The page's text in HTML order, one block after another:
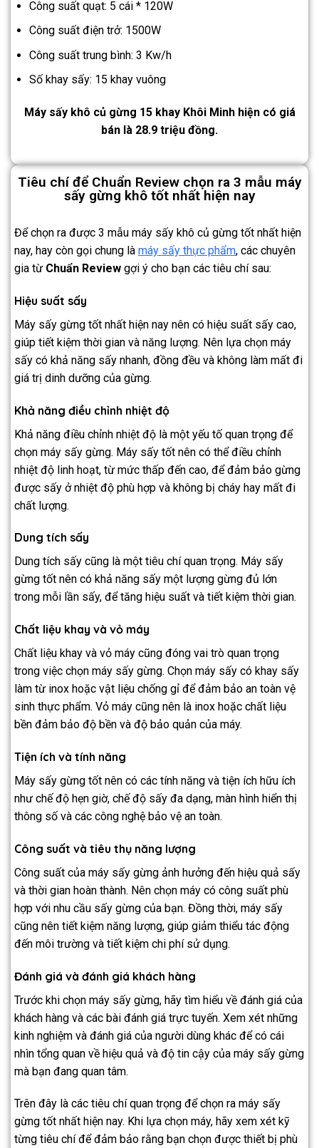
Công suất quạt: 5 cái * 120W
Công suất điện trở: 1500W
Công suất trung bình: 3 Kw/h
Số khay sấy: 15 khay vuông
Máy sấy khô củ gừng 15 khay Khôi Minh hiện có giá
bán là 28.9 triệu đồng.
Tiêu chí để Chuẩn Review chọn ra 3 mẫu máy
sấy gừng khô tốt nhất hiện nay
Để chọn ra được 3 mẫu máy sấy khô củ gừng tốt nhất hiện
nay, hay còn gọi chung là máy sấy thực phẩm, các chuyên
gia từ Chuẩn Review gợi ý cho bạn các tiêu chí sau:
Hiệu suất sấy
Máy sấy gừng tốt nhất hiện nay nên có hiệu suất sấy cao,
giúp tiết kiệm thời gian và năng lượng. Nên lựa chọn máy
sấy có khả năng sấy nhanh, đồng đều và không làm mất đi
giá trị dinh dưỡng của gừng.
Khả năng điều chỉnh nhiệt độ
Khả năng điều chỉnh nhiệt độ là một yếu tố quan trọng để
chọn máy sấy gừng. Máy sấy tốt nên có thể điều chỉnh
nhiệt độ linh hoạt, từ mức thấp đến cao, để đảm bảo gừng
được sấy ở nhiệt độ phù hợp và không bị cháy hay mất đi
chất lượng.
Dung tích sấy
Dung tích sấy cũng là một tiêu chí quan trọng. Máy sấy
gừng tốt nên có khả năng sấy một lượng gừng đủ lớn
trong mỗi lần sấy, để tăng hiệu suất và tiết kiệm thời gian.
Chất liệu khay và vỏ máy
Chất liệu khay và vỏ máy cũng đóng vai trò quan trọng
trong việc chọn máy sấy gừng. Chọn máy sấy có khay sấy
làm từ inox hoặc vật liệu chống gỉ để đảm bảo an toàn vệ
sinh thực phẩm. Vỏ máy cũng nên là inox hoặc chất liệu
bền đảm bảo độ bền và độ bảo quản của máy.
Tiện ích và tính năng
Máy sấy gừng tốt nên có các tính năng và tiện ích hữu ích
như chế độ hẹn giờ, chế độ sấy đa dạng, màn hình hiển thị
thông số và các công nghệ bảo vệ an toàn.
Công suất và tiêu thụ năng lượng
Công suất của máy sấy gừng ảnh hưởng đến hiệu quả sấy
và thời gian hoàn thành. Nên chọn máy có công suất phù
hợp với nhu cầu sấy gừng của bạn. Đồng thời, máy sấy
cũng nên tiết kiệm năng lượng, giúp giảm thiểu tác động
đến môi trường và tiết kiệm chi phí sử dụng.
Đánh giá và đánh giá khách hàng
Trước khi chọn máy sấy gừng, hãy tìm hiểu về đánh giá của
khách hàng và các bài đánh giá trực tuyến. Xem xét những
kinh nghiệm và đánh giá của người dùng khác để có cái
nhìn tổng quan về hiệu quả và độ tin cậy của máy sấy gừng
mà bạn đang quan tâm.
Trên đây là các tiêu chí quan trọng để chọn ra máy sấy
gừng tốt nhất hiện nay. Khi lựa chọn máy, hãy xem xét kỹ
từng tiêu chí để đảm bảo rằng bạn chọn được thiết bị phù